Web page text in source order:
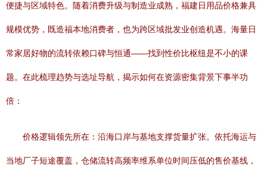
便捷与区域特色。随着消费升级与制造业成熟，福建日用品价格兼具
规模优势，既造福本地消费者，也为跨区域批发业创造机遇。海量日
常家居好物的流转依赖口碑与恒通——找到性价比枢纽是不小的课
题。在此梳理趋势与选址导航，揭示如何在资源密集背景下事半功
倍：
价格逻辑领先所在：沿海口岸与基地支撑货量扩张。依托海运与
当地厂子短途覆盖，仓储流转高频率维系单位时间压低的售价基线，